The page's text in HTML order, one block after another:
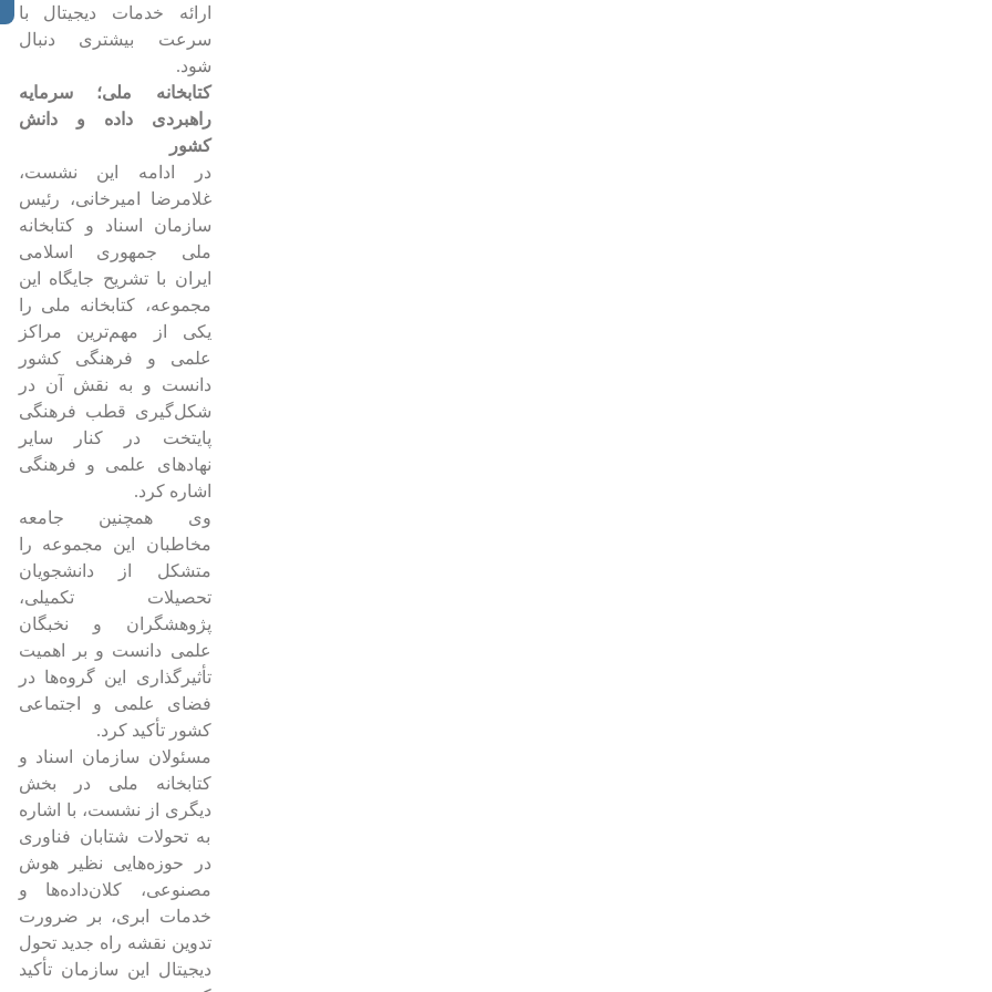
ارائه خدمات دیجیتال با
سرعت بیشتری دنبال
شود.
کتابخانه ملی؛ سرمایه
راهبردی داده و دانش
کشور
در ادامه این نشست،
غلامرضا امیرخانی، رئیس
سازمان اسناد و کتابخانه
ملی جمهوری اسلامی
ایران با تشریح جایگاه این
مجموعه، کتابخانه ملی را
یکی از مهم‌ترین مراکز
علمی و فرهنگی کشور
دانست و به نقش آن در
شکل‌گیری قطب فرهنگی
پایتخت در کنار سایر
نهادهای علمی و فرهنگی
اشاره کرد.
وی همچنین جامعه
مخاطبان این مجموعه را
متشکل از دانشجویان
تحصیلات تکمیلی،
پژوهشگران و نخبگان
علمی دانست و بر اهمیت
تأثیرگذاری این گروه‌ها در
فضای علمی و اجتماعی
کشور تأکید کرد.
مسئولان سازمان اسناد و
کتابخانه ملی در بخش
دیگری از نشست، با اشاره
به تحولات شتابان فناوری
در حوزه‌هایی نظیر هوش
مصنوعی، کلان‌داده‌ها و
خدمات ابری، بر ضرورت
تدوین نقشه راه جدید تحول
دیجیتال این سازمان تأکید